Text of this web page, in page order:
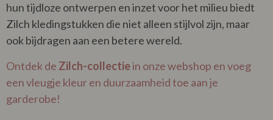
hun tijdloze ontwerpen en inzet voor het milieu biedt
Zilch kledingstukken die niet alleen stijlvol zijn, maar
ook bijdragen aan een betere wereld.
Ontdek de Zilch-collectiein onze webshop en voeg
een vleugje kleur en duurzaamheid toe aan je
garderobe!